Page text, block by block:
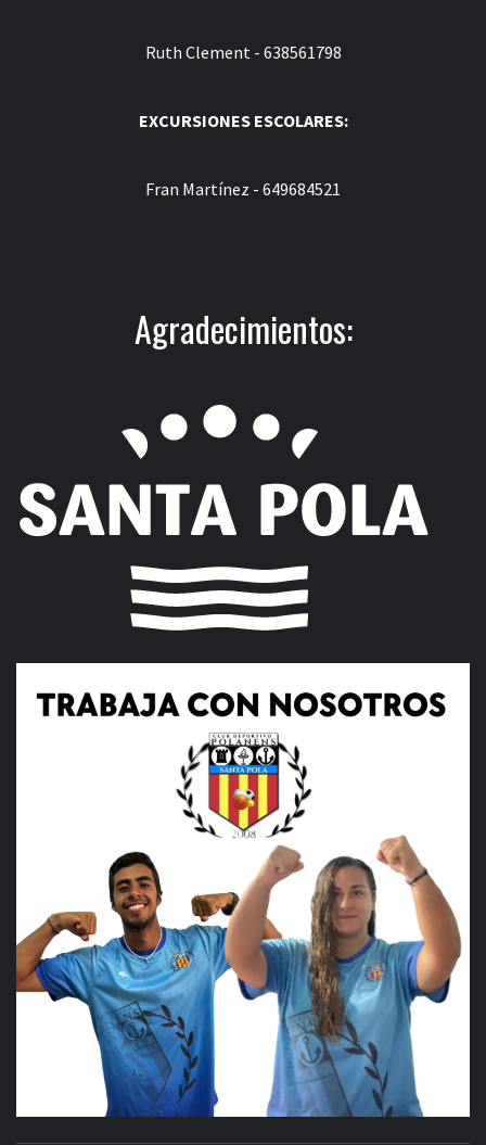
Ruth Clement - 638561798
EXCURSIONES ESCOLARES:
Fran Martínez - 649684521
Agradecimientos: